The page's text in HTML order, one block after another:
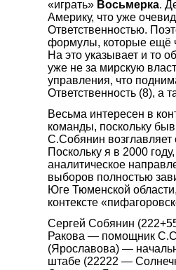
«играть» Восьмерка.
Америку, что уже
Ответственностью.
формулы, которые ещё
На это указывает и то
уже не за мирскую
управления, что
Ответственность (8), а
Весьма интересен в
команды, поскольку
С.Собянин
Поскольку я в 2000
аналитическое
выборов полностью
Юге Тюменской
контексте
Сергей Собянин
Ракова — помощник
(Ярославова) —
штабе (22222 —